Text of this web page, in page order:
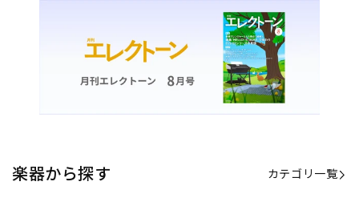
楽器から探す カテゴリ一覧